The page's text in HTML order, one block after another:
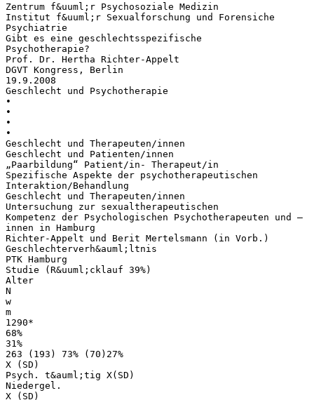
Zentrum f&uuml;r Psychosoziale Medizin
Institut f&uuml;r Sexualforschung und Forensiche
Psychiatrie
Gibt es eine geschlechtsspezifische
Psychotherapie?
Prof. Dr. Hertha Richter-Appelt
DGVT Kongress, Berlin
19.9.2008
Geschlecht und Psychotherapie
•
•
•
•
Geschlecht und Therapeuten/innen
Geschlecht und Patienten/innen
„Paarbildung“ Patient/in- Therapeut/in
Spezifische Aspekte der psychotherapeutischen
Interaktion/Behandlung
Geschlecht und Therapeuten/innen
Untersuchung zur sexualtherapeutischen
Kompetenz der Psychologischen Psychotherapeuten und –
innen in Hamburg
Richter-Appelt und Berit Mertelsmann (in Vorb.)
Geschlechterverh&auml;ltnis
PTK Hamburg
Studie (R&uuml;cklauf 39%)
Alter
N
w
m
1290*
68%
31%
263 (193) 73% (70)27%
X (SD)
Psych. t&auml;tig X(SD)
Niedergel.
X (SD)